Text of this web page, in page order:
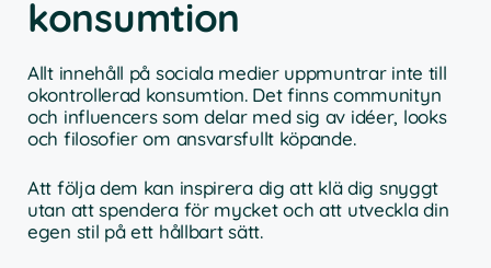
konsumtion
Allt innehåll på sociala medier uppmuntrar inte till
okontrollerad konsumtion. Det finns communityn
och influencers som delar med sig av idéer, looks
och filosofier om ansvarsfullt köpande.
Att följa dem kan inspirera dig att klä dig snyggt
utan att spendera för mycket och att utveckla din
egen stil på ett hållbart sätt.